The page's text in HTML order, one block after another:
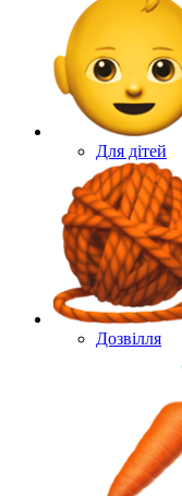
Для дітей
Дозвілля